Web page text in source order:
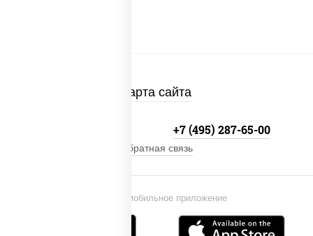
Карта сайта
Установи мобильное приложение
+7 (495) 287-65-00
Обратная связь